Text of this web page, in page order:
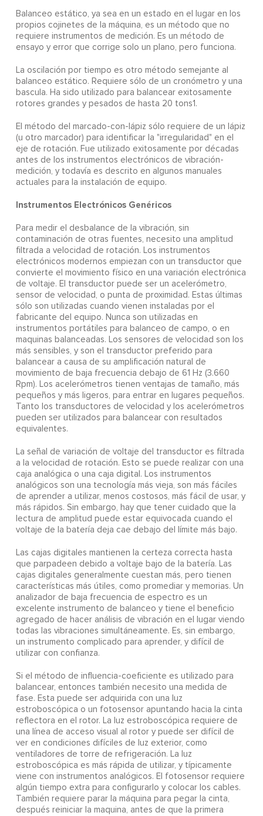
Balanceo estático, ya sea en un estado en el lugar en los
propios cojinetes de la máquina, es un método que no
requiere instrumentos de medición. Es un método de
ensayo y error que corrige solo un plano, pero funciona.
La oscilación por tiempo es otro método semejante al
balanceo estático. Requiere sólo de un cronómetro y una
bascula. Ha sido utilizado para balancear exitosamente
rotores grandes y pesados de hasta 20 tons1.
El método del marcado-con-lápiz sólo requiere de un lápiz
(u otro marcador) para identificar la "irregularidad" en el
eje de rotación. Fue utilizado exitosamente por décadas
antes de los instrumentos electrónicos de vibración-
medición, y todavía es descrito en algunos manuales
actuales para la instalación de equipo.
Instrumentos Electrónicos Genéricos
Para medir el desbalance de la vibración, sin
contaminación de otras fuentes, necesito una amplitud
filtrada a velocidad de rotación. Los instrumentos
electrónicos modernos empiezan con un transductor que
convierte el movimiento físico en una variación electrónica
de voltaje. El transductor puede ser un acelerómetro,
sensor de velocidad, o punta de proximidad. Estas últimas
sólo son utilizadas cuando vienen instaladas por el
fabricante del equipo. Nunca son utilizadas en
instrumentos portátiles para balanceo de campo, o en
maquinas balanceadas. Los sensores de velocidad son los
más sensibles, y son el transductor preferido para
balancear a causa de su amplificación natural de
movimiento de baja frecuencia debajo de 61 Hz (3.660
Rpm). Los acelerómetros tienen ventajas de tamaño, más
pequeños y más ligeros, para entrar en lugares pequeños.
Tanto los transductores de velocidad y los acelerómetros
pueden ser utilizados para balancear con resultados
equivalentes.
La señal de variación de voltaje del transductor es filtrada
a la velocidad de rotación. Esto se puede realizar con una
caja analógica o una caja digital. Los instrumentos
analógicos son una tecnología más vieja, son más fáciles
de aprender a utilizar, menos costosos, más fácil de usar, y
más rápidos. Sin embargo, hay que tener cuidado que la
lectura de amplitud puede estar equivocada cuando el
voltaje de la batería deja cae debajo del límite más bajo.
Las cajas digitales mantienen la certeza correcta hasta
que parpadeen debido a voltaje bajo de la batería. Las
cajas digitales generalmente cuestan más, pero tienen
características más útiles, como promediar y memorias. Un
analizador de baja frecuencia de espectro es un
excelente instrumento de balanceo y tiene el beneficio
agregado de hacer análisis de vibración en el lugar viendo
todas las vibraciones simultáneamente. Es, sin embargo,
un instrumento complicado para aprender, y difícil de
utilizar con confianza.
Si el método de influencia-coeficiente es utilizado para
balancear, entonces también necesito una medida de
fase. Esta puede ser adquirida con una luz
estroboscópica o un fotosensor apuntando hacia la cinta
reflectora en el rotor. La luz estroboscópica requiere de
una línea de acceso visual al rotor y puede ser difícil de
ver en condiciones difíciles de luz exterior, como
ventiladores de torre de refrigeración. La luz
estroboscópica es más rápida de utilizar, y típicamente
viene con instrumentos analógicos. El fotosensor requiere
algún tiempo extra para configurarlo y colocar los cables.
También requiere parar la máquina para pegar la cinta,
después reiniciar la maquina, antes de que la primera